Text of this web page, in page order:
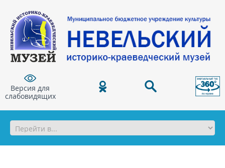
Версия для
слабовидящих